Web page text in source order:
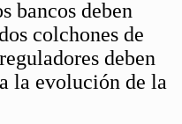
bancos deben
colchones de
deben
la evolución de la